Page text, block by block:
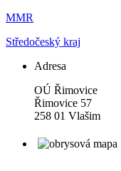
MMR
Středočeský kraj
Adresa
OÚ Řimovice
Řimovice 57
258 01 Vlašim